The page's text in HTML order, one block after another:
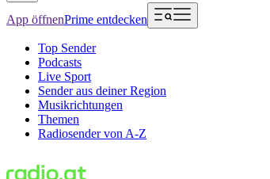
App öffnenPrime entdecken
Top Sender
Podcasts
Live Sport
Sender aus deiner Region
Musikrichtungen
Themen
Radiosender von A-Z